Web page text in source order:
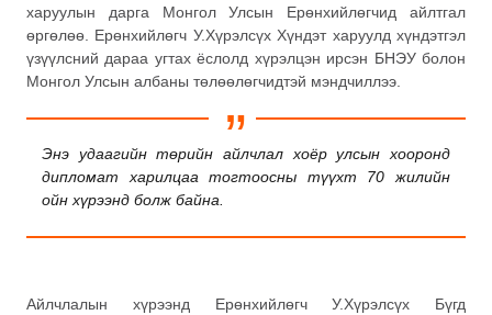
харуулын дарга Монгол Улсын Ерөнхийлөгчид айлтгал
өргөлөө. Ерөнхийлөгч У.Хүрэлсүх Хүндэт харуулд хүндэтгэл
үзүүлсний дараа угтах ёслолд хүрэлцэн ирсэн БНЭУ болон
Монгол Улсын албаны төлөөлөгчидтэй мэндчиллээ.
Энэ удаагийн төрийн айлчлал хоёр улсын хооронд
дипломат харилцаа тогтоосны түүхт 70 жилийн
ойн хүрээнд болж байна.
Айлчлалын хүрээнд Ерөнхийлөгч У.Хүрэлсүх Бүгд